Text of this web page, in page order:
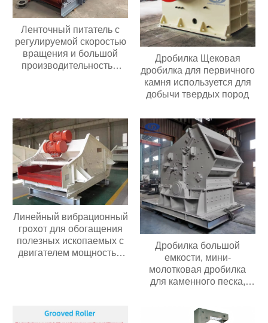
Ленточный питатель с
регулируемой скоростью
вращения и большой
производительностью
Дробилка Щековая
дробилка для первичного
камня используется для
добычи твердых пород
Линейный вибрационный
грохот для обогащения
полезных ископаемых с
двигателем мощностью
слоя
Дробилка большой
емкости, мини-
молотковая дробилка
для каменного песка,